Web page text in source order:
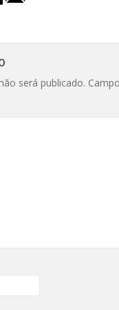
será publicado.